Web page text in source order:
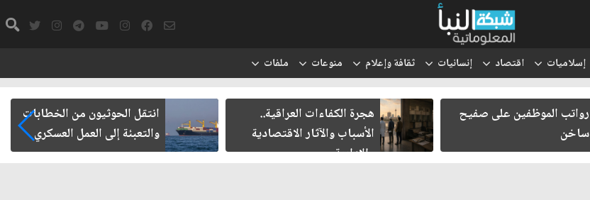
إسلاميات اقتصاد إنسانيات ثقافة وإعلام منوعات ملفات
رواتب الموظفين على صفيح
ساخن
هجرة الكفاءات العراقية..
الأسباب والآثار الاقتصادية
والإدارية
انتقل الحوثيون من الخطابات
والتعبئة إلى العمل العسكري